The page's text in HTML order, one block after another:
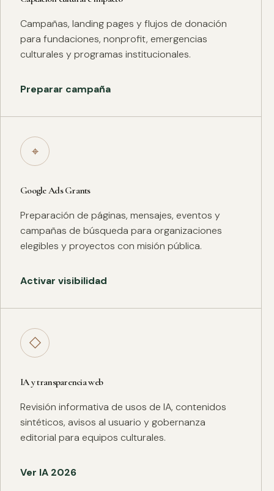
Campañas, landing pages y flujos de donación
para fundaciones, nonprofit, emergencias
culturales y programas institucionales.
Preparar campaña
⌖
Google Ads Grants
Preparación de páginas, mensajes, eventos y
campañas de búsqueda para organizaciones
elegibles y proyectos con misión pública.
Activar visibilidad
◇
IA y transparencia web
Revisión informativa de usos de IA, contenidos
sintéticos, avisos al usuario y gobernanza
editorial para equipos culturales.
Ver IA 2026